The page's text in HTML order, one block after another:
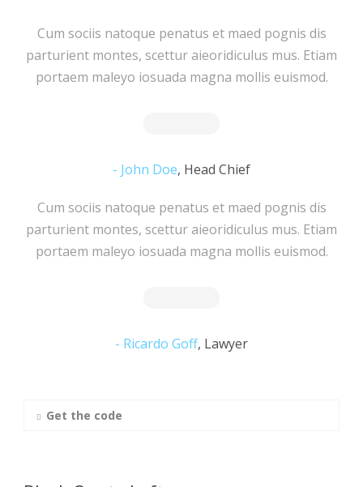
Cum sociis natoque penatus et maed pognis dis
parturient montes, scettur aieoridiculus mus. Etiam
portaem maleyo iosuada magna mollis euismod.
John Doe, Head Chief
Cum sociis natoque penatus et maed pognis dis
parturient montes, scettur aieoridiculus mus. Etiam
portaem maleyo iosuada magna mollis euismod.
Ricardo Goff, Lawyer
Get the code